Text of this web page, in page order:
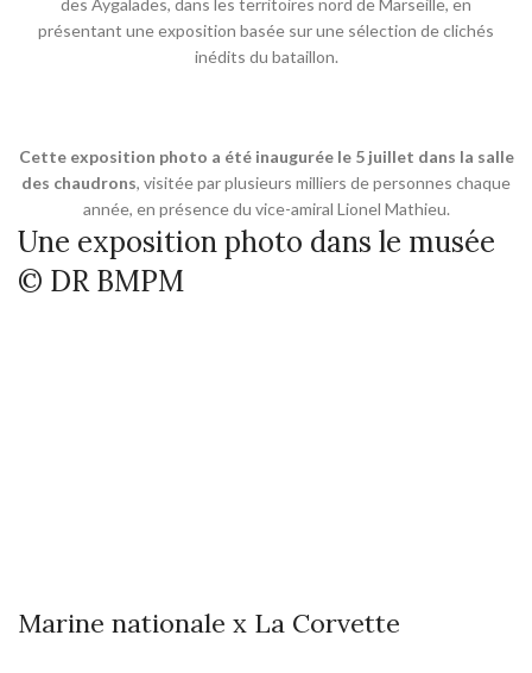
présentant une exposition basée sur une sélection de clichés
inédits du bataillon.
Cette exposition photo a été inaugurée le 5 juillet dans la salle
des chaudrons, visitée par plusieurs milliers de personnes chaque
année, en présence du vice-amiral Lionel Mathieu.
Une exposition photo dans le musée
© DR BMPM
Marine nationale x La Corvette